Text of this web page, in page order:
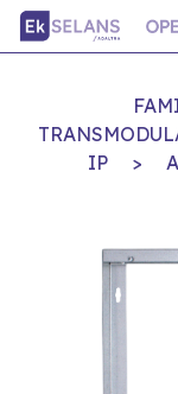
IP
>